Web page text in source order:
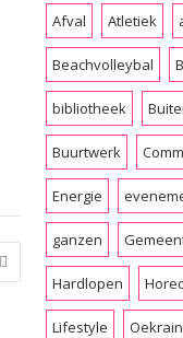
Afval Atletiek
Beachvolleybal
bibliotheek
Buurtwerk
Energie
ganzen
Hardlopen
Lifestyle